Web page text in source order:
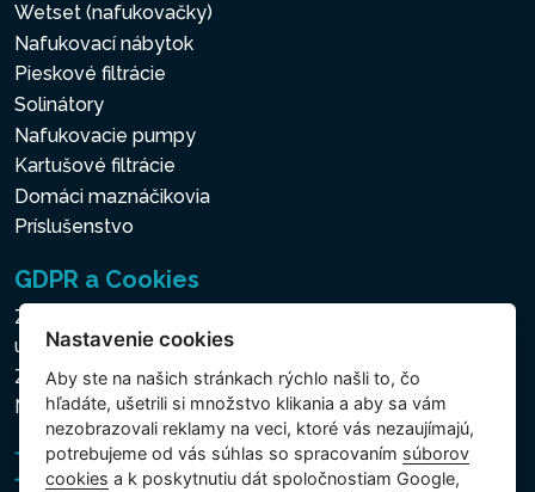
Wetset (nafukovačky)
Nafukovací nábytok
Pieskové filtrácie
Solinátory
Nafukovacie pumpy
Kartušové filtrácie
Domáci maznáčikovia
Príslušenstvo
GDPR a Cookies
Zásady ochrany osobných a ďalších spracovávaných
údajov
Zásady používania súborov cookies
Nastavenie cookies
Nastavenie cookies
Aby ste na našich stránkach rýchlo našli to, čo
hľadáte, ušetrili si množstvo klikania a aby sa vám
nezobrazovali reklamy na veci, ktoré vás nezaujímajú,
potrebujeme od vás súhlas so spracovaním súborov
cookies a k poskytnutiu dát spoločnostiam Google,